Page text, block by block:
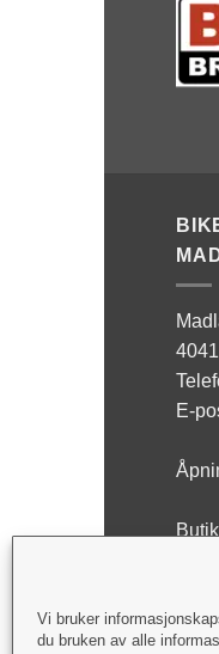
Vi bruker
du bruken av alle
E-